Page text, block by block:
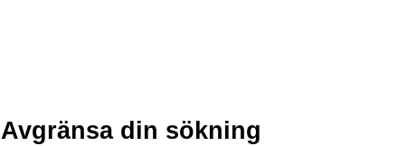
Avgränsa din sökning